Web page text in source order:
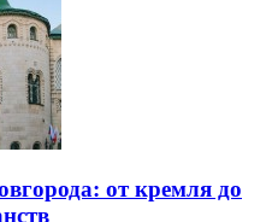
от кремля до